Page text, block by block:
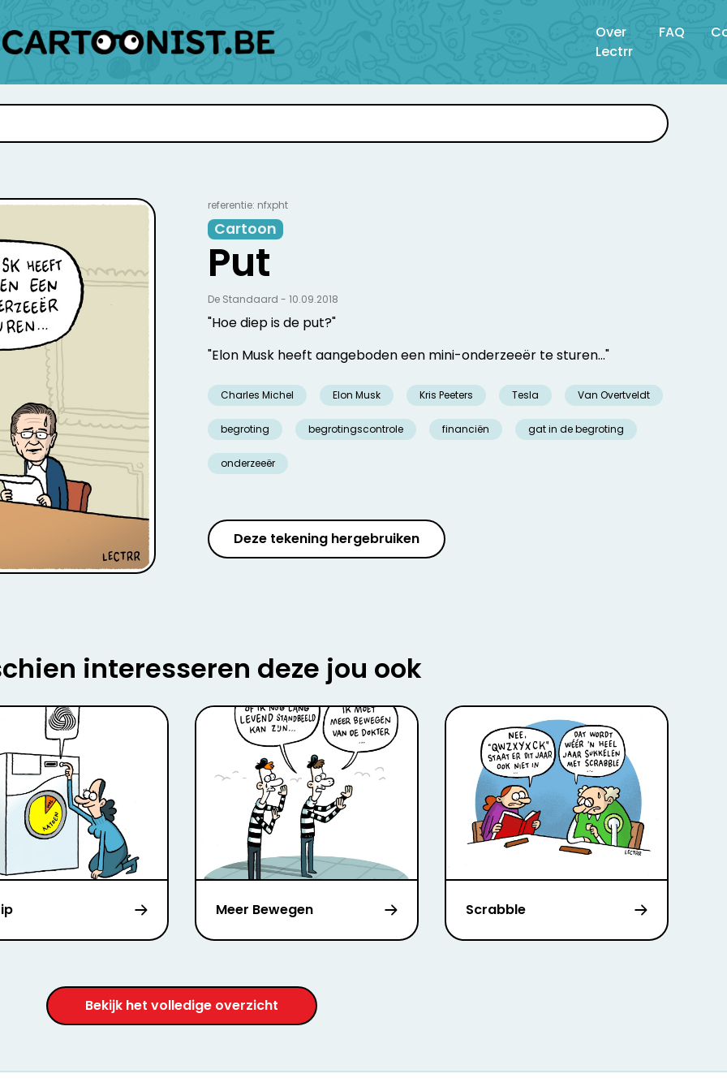
Over
Lectrr
FAQ
referentie: nfxpht
Cartoon
Put
"Hoe diep is de put?"
"Elon Musk heeft aangeboden een mini-onderzeeër te sturen..."
Charles Michel Elon Musk Kris Peeters Tesla Van Overtveldt
begroting begrotingscontrole financiën gat in de begroting
onderzeeër
De Standaard - 10.09.2018
Deze tekening hergebruiken
interesseren deze jou ook
Meer Bewegen Scrabble
Bekijk het volledige overzicht